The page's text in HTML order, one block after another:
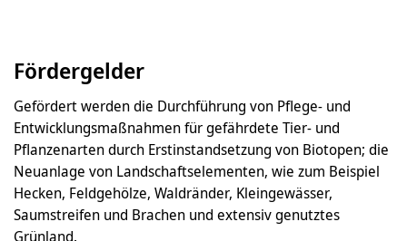
Fördergelder
Gefördert werden die Durchführung von Pflege- und
Entwicklungsmaßnahmen für gefährdete Tier- und
Pflanzenarten durch Erstinstandsetzung von Biotopen; die
Neuanlage von Landschaftselementen, wie zum Beispiel
Hecken, Feldgehölze, Waldränder, Kleingewässer,
Saumstreifen und Brachen und extensiv genutztes
Grünland.